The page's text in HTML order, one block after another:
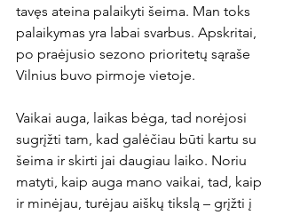
tavęs ateina palaikyti šeima. Man toks
palaikymas yra labai svarbus. Apskritai,
po praėjusio sezono prioritetų sąraše
Vilnius buvo pirmoje vietoje.
Vaikai auga, laikas bėga, tad norėjosi
sugrįžti tam, kad galėčiau būti kartu su
šeima ir skirti jai daugiau laiko. Noriu
matyti, kaip auga mano vaikai, tad, kaip
ir minėjau, turėjau aiškų tikslą – grįžti į